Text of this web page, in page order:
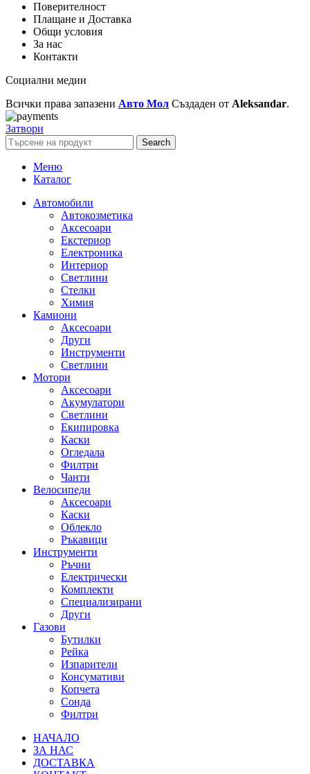
Поверителност
Плащане и Доставка
Общи условия
За нас
Контакти
Социални медии
Всички права запазени Авто Мол Създаден от Aleksandar.
Затвори
Search
Меню
Каталог
Автомобили
Автокозметика
Аксесоари
Екстериор
Електроника
Интериор
Светлини
Стелки
Химия
Камиони
Аксесоари
Други
Инструменти
Светлини
Мотори
Аксесоари
Акумулатори
Светлини
Екипировка
Каски
Огледала
Филтри
Чанти
Велосипеди
Аксесоари
Каски
Облекло
Ръкавици
Инструменти
Ръчни
Електрически
Комплекти
Специализирани
Други
Газови
Бутилки
Рейка
Изпарители
Консумативи
Копчета
Сонда
Филтри
НАЧАЛО
ЗА НАС
ДОСТАВКА